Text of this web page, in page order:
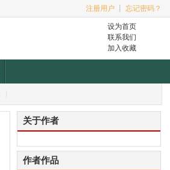
注册用户 ┊ 忘记密码？
设为首页
联系我们
加入收藏
关于作者
作者作品